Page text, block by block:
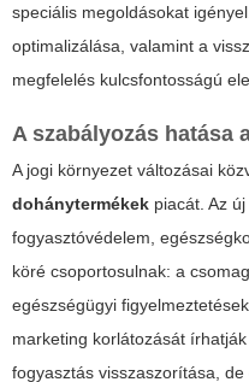
speciális megoldásokat
optimalizálása, valamint a
megfelelés kulcsfontosságú
A szabályozás hatása
A jogi környezet változásai
dohánytermékek piacát. Az
fogyasztóvédelem,
köré csoportosulnak: a
egészségügyi
marketing korlátozását
fogyasztás visszaszorítása,